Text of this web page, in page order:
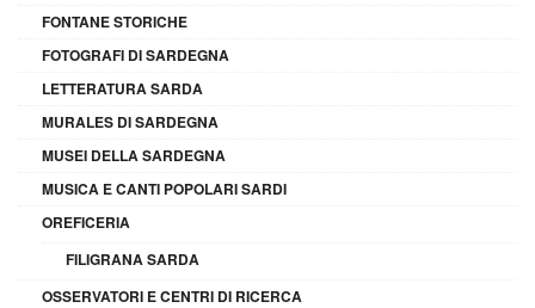
FONTANE STORICHE
FOTOGRAFI DI SARDEGNA
LETTERATURA SARDA
MURALES DI SARDEGNA
MUSEI DELLA SARDEGNA
MUSICA E CANTI POPOLARI SARDI
OREFICERIA
FILIGRANA SARDA
OSSERVATORI E CENTRI DI RICERCA